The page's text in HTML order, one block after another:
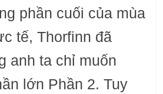
phần cuối của mùa
tế, Thorfinn đã
anh ta chỉ muốn
lớn Phần 2. Tuy